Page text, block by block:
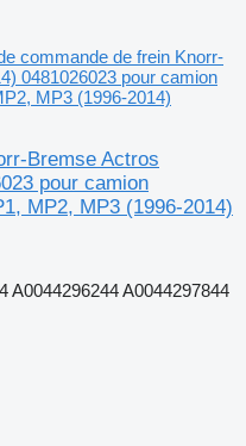
commande de frein Knorr-
0481026023 pour camion
MP3 (1996-2014)
Bremse Actros
pour camion
MP2, MP3 (1996-2014)
A0044296244 A0044297844